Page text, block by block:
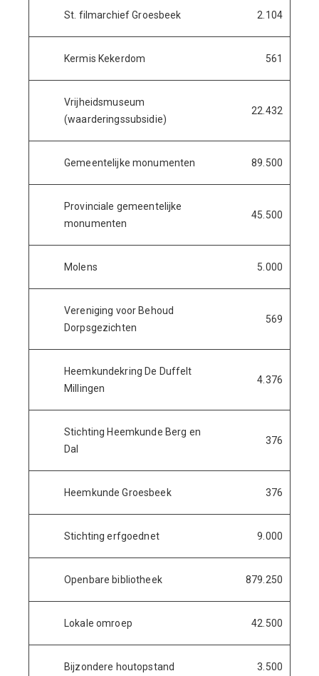
St. filmarchief Groesbeek 2.104
Kermis Kekerdom 561
Vrijheidsmuseum
(waarderingssubsidie)
22.432
Gemeentelijke monumenten 89.500
Provinciale gemeentelijke
monumenten
45.500
Molens 5.000
Vereniging voor Behoud
Dorpsgezichten
569
Heemkundekring De Duffelt
Millingen
4.376
Stichting Heemkunde Berg en
Dal
376
Heemkunde Groesbeek 376
Stichting erfgoednet 9.000
Openbare bibliotheek 879.250
Lokale omroep 42.500
Bijzondere houtopstand 3.500